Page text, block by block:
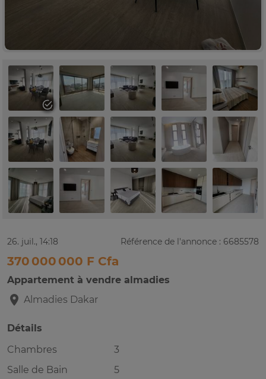
26. juil., 14:18 Référence de l'annonce : 6685578
370 000 000 F Cfa
Appartement à vendre almadies
Almadies Dakar
Détails
Chambres
3
Salle de Bain
5